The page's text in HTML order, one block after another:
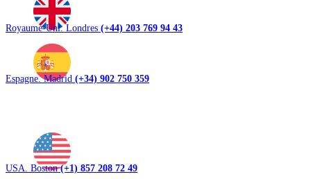
Royaume-Uni. Londres (+44) 203 769 94 43
Espagne. Madrid (+34) 902 750 359
USA. Boston(+1) 857 208 72 49